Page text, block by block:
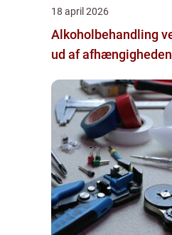
18 april 2026
Alkoholbehandling vejen
ud af afhængigheden